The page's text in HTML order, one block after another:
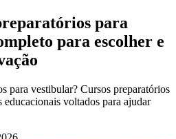
para
para escolher e
para vestibular? Cursos preparatórios
educacionais voltados para ajudar